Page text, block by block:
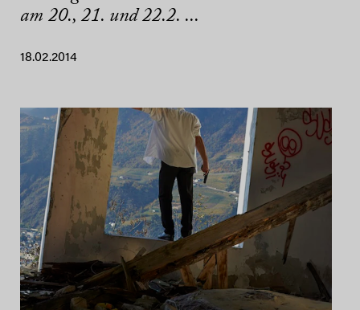
am 20., 21. und 22.2. ...
18.02.2014